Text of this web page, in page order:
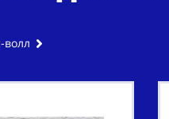
волл